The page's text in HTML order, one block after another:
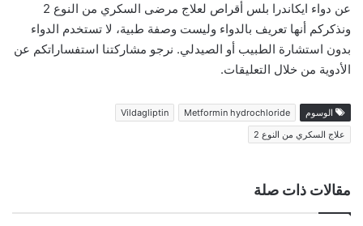
عن دواء ايكاندرا بلس أقراص لعلاج مرضى السكري من النوع 2
ونذكركم أنها تعريف بالدواء وليست وصفة طبية، لا تستخدم الدواء
بدون استشارة الطبيب أو الصيدلي. نرجو مشاركتنا استفساراتكم عن
الأدوية من خلال التعليقات.
الوسوم Metformin hydrochloride
Vildagliptin
علاج السكري من النوع 2
مقالات ذات صلة